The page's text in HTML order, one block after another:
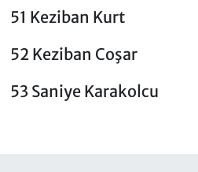
51 Keziban Kurt
52 Keziban Coşar
53 Saniye Karakolcu